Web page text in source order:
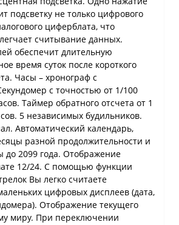
подсветку не только цифрового
циферблата, что
считывание данных.
обеспечит длительную
время суток после короткого
Часы – хронограф с
с точностью от 1/100
Таймер обратного отсчета от 1
5 независимых будильников.
Автоматический календарь,
разной продолжительности и
до 2099 года. Отображение
12/24. С помощью функции
Вы легко считаете
цифровых дисплеев (дата,
Отображение текущего
миру. При переключении